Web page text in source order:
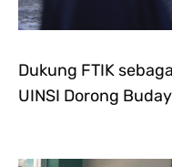
Dukung FTIK
UINSI Dorong